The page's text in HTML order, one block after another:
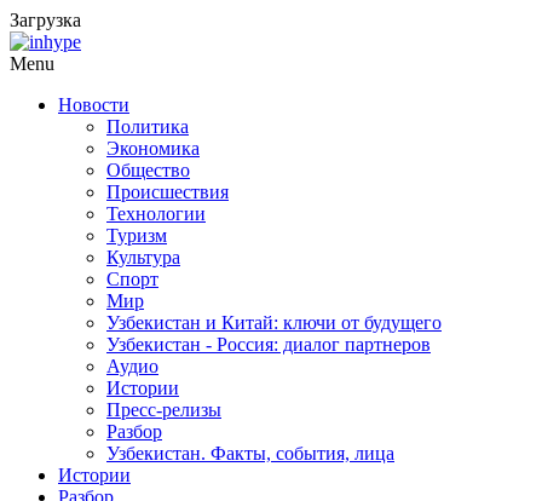
Загрузка
Menu
Новости
Политика
Экономика
Общество
Происшествия
Технологии
Туризм
Культура
Спорт
Мир
Узбекистан и Китай: ключи от будущего
Узбекистан - Россия: диалог партнеров
Аудио
Истории
Пресс-релизы
Разбор
Узбекистан. Факты, события, лица
Истории
Разбор